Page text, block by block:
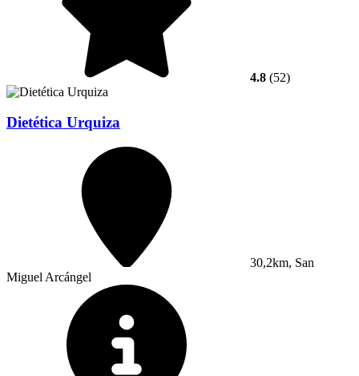
4.8 (52)
Dietética Urquiza
30,2km, San
Miguel Arcángel